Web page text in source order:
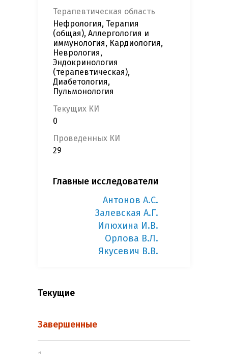
Терапевтическая область
Нефрология, Терапия
(общая), Аллергология и
иммунология, Кардиология,
Неврология,
Эндокринология
(терапевтическая),
Диабетология,
Пульмонология
Текущих КИ
0
Проведенных КИ
29
Главные исследователи
Антонов А.С.
Залевская А.Г.
Илюхина И.В.
Орлова В.Л.
Якусевич В.В.
Текущие
Завершенные